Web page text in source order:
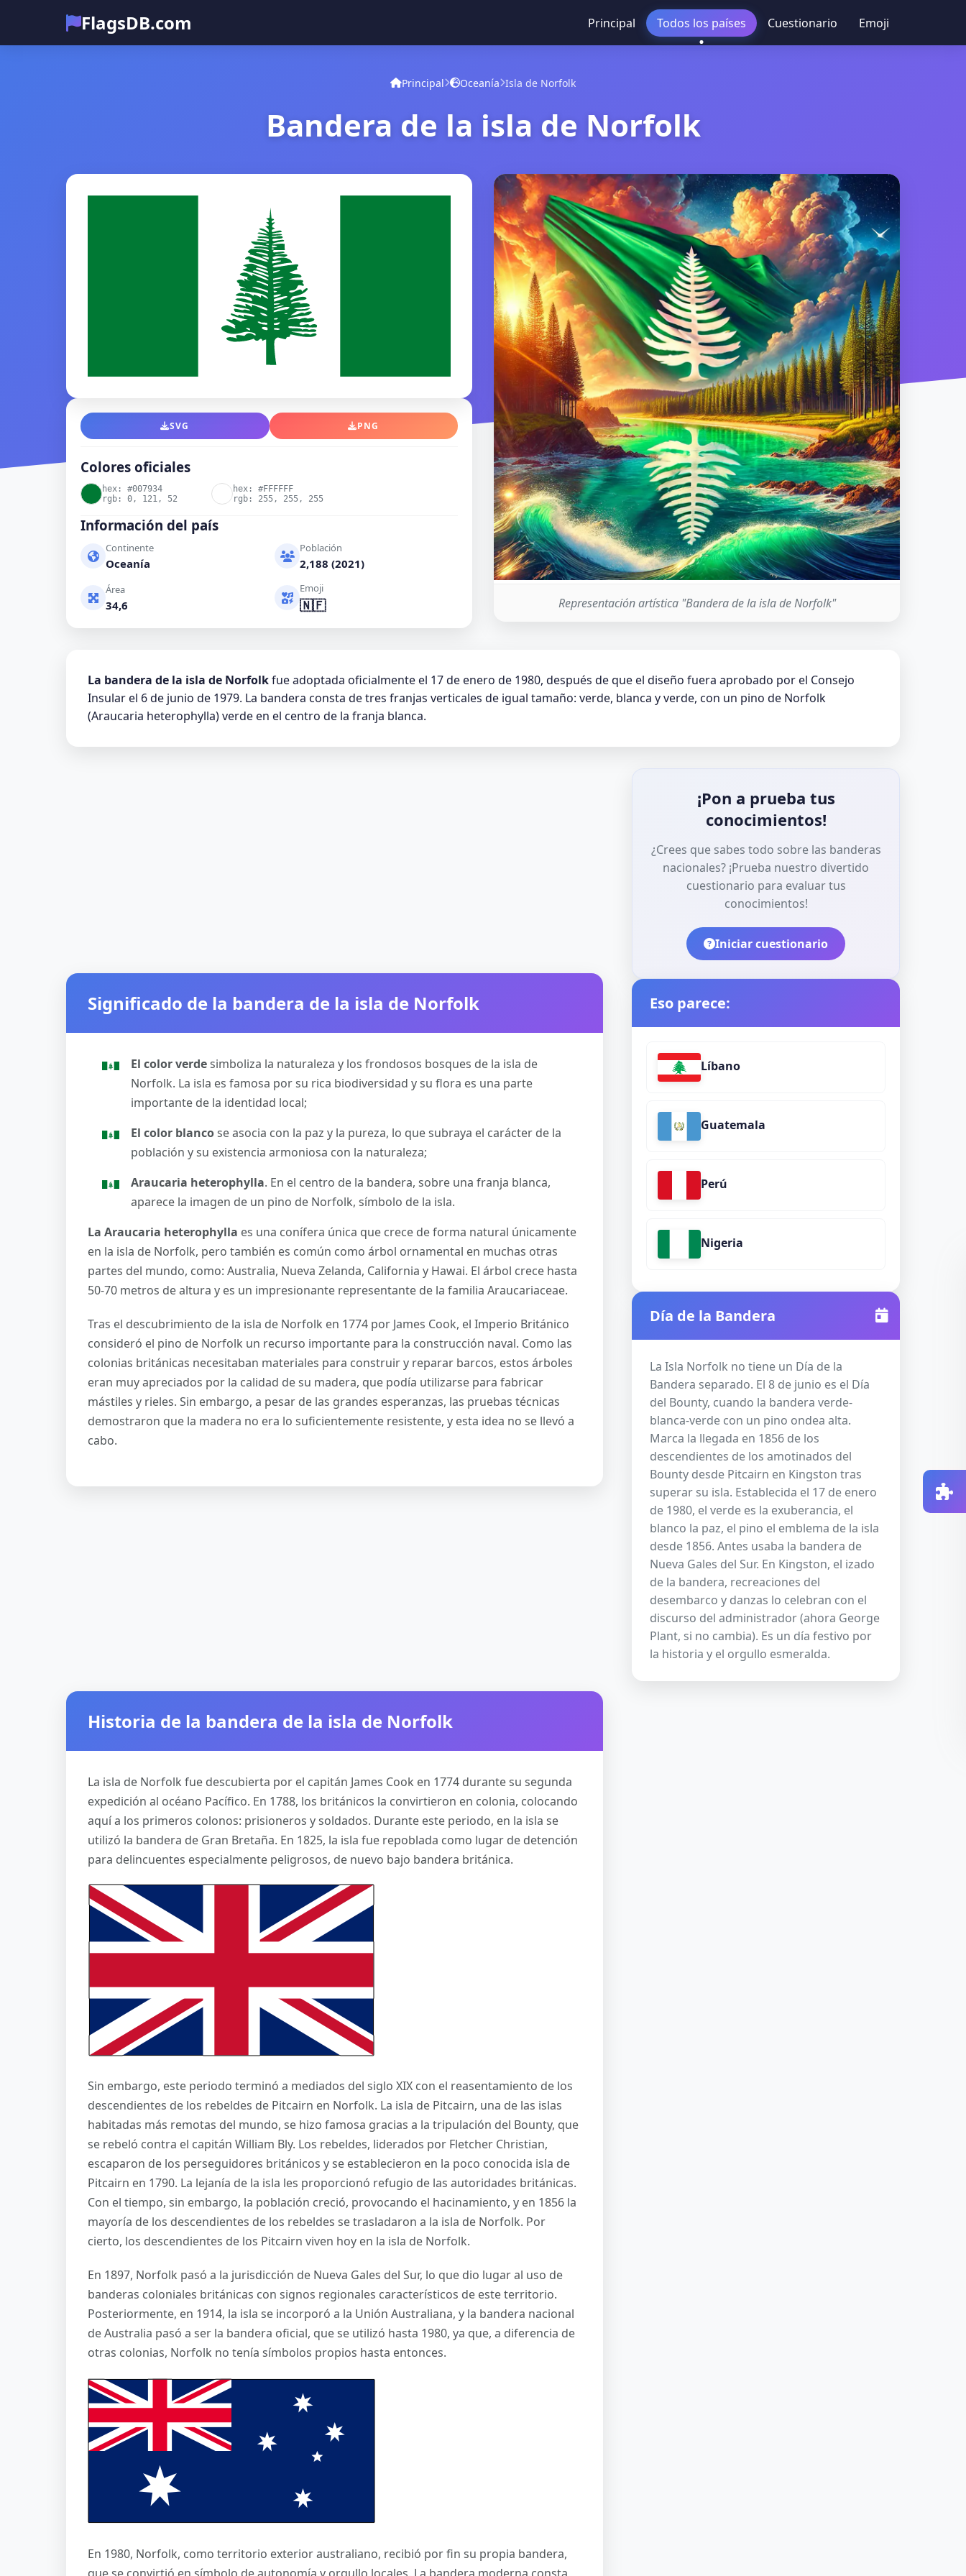
FlagsDB.com Principal Todos los países Cuestionario Emoji
Principal Oceanía Isla de Norfolk
Bandera de la isla de Norfolk
SVG PNG
Colores oficiales
hex: #007934
rgb: 0, 121, 52
hex: #FFFFFF
rgb: 255, 255, 255
Información del país
Continente
Oceanía
Población
2,188 (2021)
Área
34,6
Emoji
🇳🇫 Representación artística "Bandera de la isla de Norfolk"
La bandera de la isla de Norfolkfue adoptada oficialmente el 17 de enero de 1980, después de que el diseño fuera aprobado por el Consejo
Insular el 6 de junio de 1979. La bandera consta de tres franjas verticales de igual tamaño: verde, blanca y verde, con un pino de Norfolk
(Araucaria heterophylla) verde en el centro de la franja blanca.
Significado de la bandera de la isla de Norfolk
El color verdesimboliza la naturaleza y los frondosos bosques de la isla de
Norfolk. La isla es famosa por su rica biodiversidad y su flora es una parte
importante de la identidad local;
El color blancose asocia con la paz y la pureza, lo que subraya el carácter de la
población y su existencia armoniosa con la naturaleza;
Araucaria heterophylla. En el centro de la bandera, sobre una franja blanca,
aparece la imagen de un pino de Norfolk, símbolo de la isla.
La Araucaria heterophylla es una conífera única que crece de forma natural únicamente
en la isla de Norfolk, pero también es común como árbol ornamental en muchas otras
partes del mundo, como: Australia, Nueva Zelanda, California y Hawai. El árbol crece hasta
50-70 metros de altura y es un impresionante representante de la familia Araucariaceae.
Tras el descubrimiento de la isla de Norfolk en 1774 por James Cook, el Imperio Británico
consideró el pino de Norfolk un recurso importante para la construcción naval. Como las
colonias británicas necesitaban materiales para construir y reparar barcos, estos árboles
eran muy apreciados por la calidad de su madera, que podía utilizarse para fabricar
mástiles y rieles. Sin embargo, a pesar de las grandes esperanzas, las pruebas técnicas
demostraron que la madera no era lo suficientemente resistente, y esta idea no se llevó a
cabo.
Historia de la bandera de la isla de Norfolk
La isla de Norfolk fue descubierta por el capitán James Cook en 1774 durante su segunda
expedición al océano Pacífico. En 1788, los británicos la convirtieron en colonia, colocando
aquí a los primeros colonos: prisioneros y soldados. Durante este periodo, en la isla se
utilizó la bandera de Gran Bretaña. En 1825, la isla fue repoblada como lugar de detención
para delincuentes especialmente peligrosos, de nuevo bajo bandera británica.
Sin embargo, este periodo terminó a mediados del siglo XIX con el reasentamiento de los
descendientes de los rebeldes de Pitcairn en Norfolk. La isla de Pitcairn, una de las islas
habitadas más remotas del mundo, se hizo famosa gracias a la tripulación del Bounty, que
se rebeló contra el capitán William Bly. Los rebeldes, liderados por Fletcher Christian,
escaparon de los perseguidores británicos y se establecieron en la poco conocida isla de
Pitcairn en 1790. La lejanía de la isla les proporcionó refugio de las autoridades británicas.
Con el tiempo, sin embargo, la población creció, provocando el hacinamiento, y en 1856 la
mayoría de los descendientes de los rebeldes se trasladaron a la isla de Norfolk. Por
cierto, los descendientes de los Pitcairn viven hoy en la isla de Norfolk.
En 1897, Norfolk pasó a la jurisdicción de Nueva Gales del Sur, lo que dio lugar al uso de
banderas coloniales británicas con signos regionales característicos de este territorio.
Posteriormente, en 1914, la isla se incorporó a la Unión Australiana, y la bandera nacional
de Australia pasó a ser la bandera oficial, que se utilizó hasta 1980, ya que, a diferencia de
otras colonias, Norfolk no tenía símbolos propios hasta entonces.
En 1980, Norfolk, como territorio exterior australiano, recibió por fin su propia bandera,
¡Pon a prueba tus
conocimientos!
¿Crees que sabes todo sobre las banderas
nacionales? ¡Prueba nuestro divertido
cuestionario para evaluar tus
conocimientos!
Iniciar cuestionario
Eso parece:
Líbano
Guatemala
Perú
Nigeria
Día de la Bandera
La Isla Norfolk no tiene un Día de la
Bandera separado. El 8 de junio es el Día
del Bounty, cuando la bandera verde-
blanca-verde con un pino ondea alta.
Marca la llegada en 1856 de los
descendientes de los amotinados del
Bounty desde Pitcairn en Kingston tras
superar su isla. Establecida el 17 de enero
de 1980, el verde es la exuberancia, el
blanco la paz, el pino el emblema de la isla
desde 1856. Antes usaba la bandera de
Nueva Gales del Sur. En Kingston, el izado
de la bandera, recreaciones del
desembarco y danzas lo celebran con el
discurso del administrador (ahora George
Plant, si no cambia). Es un día festivo por
la historia y el orgullo esmeralda.